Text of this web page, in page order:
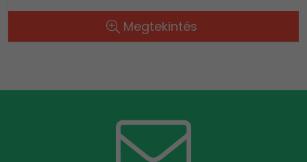
Megtekintés